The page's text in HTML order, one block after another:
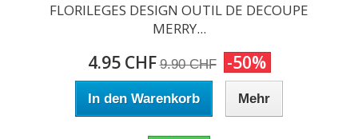
FLORILEGES DESIGN OUTIL DE DECOUPE
MERRY...
4.95 CHF 9.90 CHF -50%
In den Warenkorb Mehr